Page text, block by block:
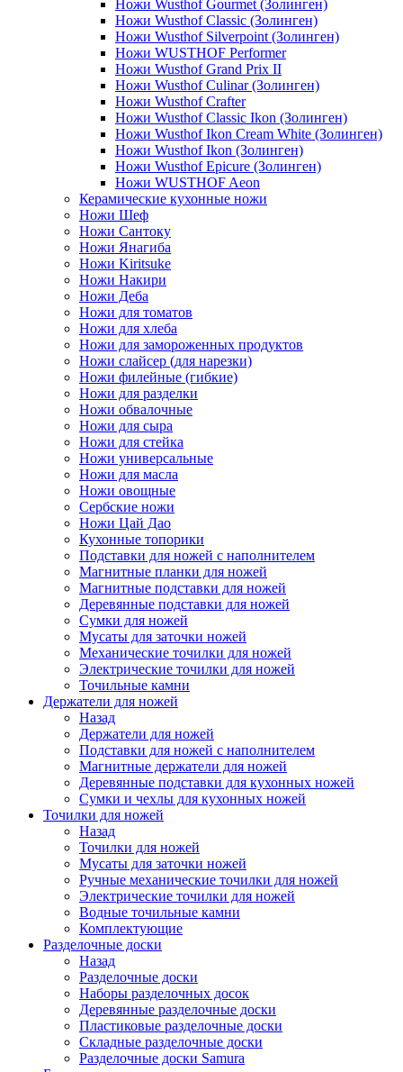
Ножи Wusthof Gourmet (Золинген)
Ножи Wusthof Classic (Золинген)
Ножи Wusthof Silverpoint (Золинген)
Ножи WUSTHOF Performer
Ножи Wusthof Grand Prix II
Ножи Wusthof Culinar (Золинген)
Ножи Wusthof Crafter
Ножи Wusthof Classic Ikon (Золинген)
Ножи Wusthof Ikon Cream White (Золинген)
Ножи Wusthof Ikon (Золинген)
Ножи Wusthof Epicure (Золинген)
Ножи WUSTHOF Aeon
Керамические кухонные ножи
Ножи Шеф
Ножи Сантоку
Ножи Янагиба
Ножи Kiritsuke
Ножи Накири
Ножи Деба
Ножи для томатов
Ножи для хлеба
Ножи для замороженных продуктов
Ножи слайсер (для нарезки)
Ножи филейные (гибкие)
Ножи для разделки
Ножи обвалочные
Ножи для сыра
Ножи для стейка
Ножи универсальные
Ножи для масла
Ножи овощные
Сербские ножи
Ножи Цай Дао
Кухонные топорики
Подставки для ножей с наполнителем
Магнитные планки для ножей
Магнитные подставки для ножей
Деревянные подставки для ножей
Сумки для ножей
Мусаты для заточки ножей
Механические точилки для ножей
Электрические точилки для ножей
Точильные камни
Держатели для ножей
Назад
Держатели для ножей
Подставки для ножей с наполнителем
Магнитные держатели для ножей
Деревянные подставки для кухонных ножей
Сумки и чехлы для кухонных ножей
Точилки для ножей
Назад
Точилки для ножей
Мусаты для заточки ножей
Ручные механические точилки для ножей
Электрические точилки для ножей
Водные точильные камни
Комплектующие
Разделочные доски
Назад
Разделочные доски
Наборы разделочных досок
Деревянные разделочные доски
Пластиковые разделочные доски
Складные разделочные доски
Разделочные доски Samura